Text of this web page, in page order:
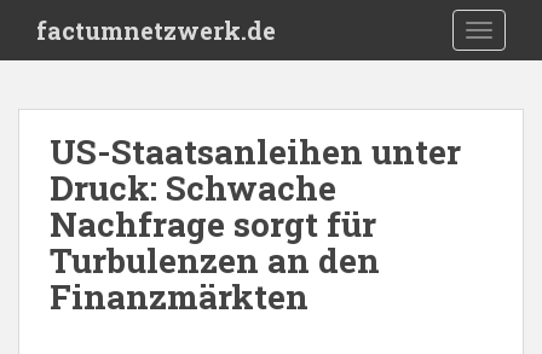
i
factumnetzwerk.de
US-Staatsanleihen unter
Druck: Schwache
Nachfrage sorgt für
Turbulenzen an den
Finanzmärkten